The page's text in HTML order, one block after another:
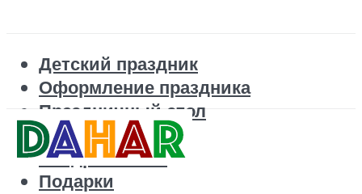
Детский праздник
Оформление праздника
Праздничный стол
Корпоратив
Поздравления
Подарки